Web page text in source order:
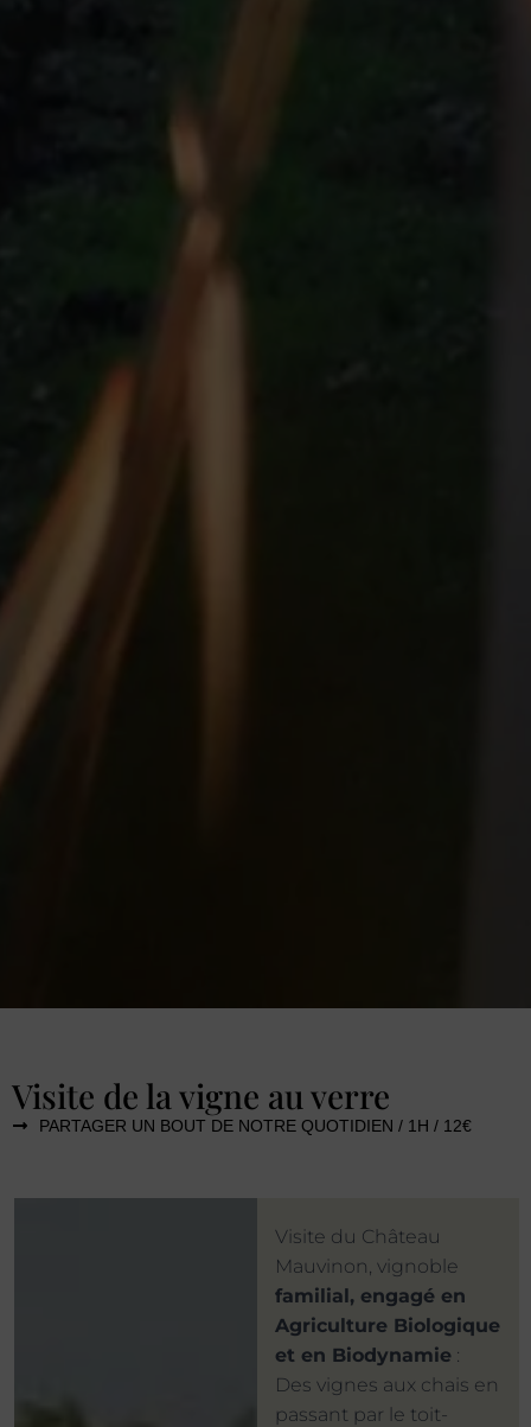
Visite de la vigne au verre
PARTAGER UN BOUT DE NOTRE QUOTIDIEN / 1H / 12€
Visite du Château
Mauvinon, vignoble
familial, engagé en
Agriculture Biologique
et en Biodynamie :
Des vignes aux chais en
passant par le toit-